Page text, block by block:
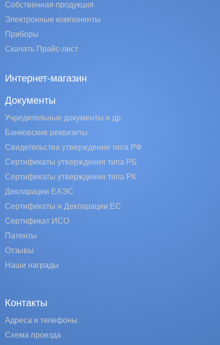
Собственная продукция
Электронные компоненты
Приборы
Скачать Прайс-лист
Интернет-магазин
Документы
Учредительные документы и др.
Банковские реквизиты
Свидетельства утверждения типа РФ
Сертификаты утверждения типа РБ
Сертификаты утверждения типа РК
Декларации ЕАЭС
Сертификаты и Декларации EC
Сертификат ИСО
Патенты
Отзывы
Наши награды
Контакты
Адреса и телефоны
Схема проезда